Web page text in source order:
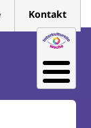
Kontakt